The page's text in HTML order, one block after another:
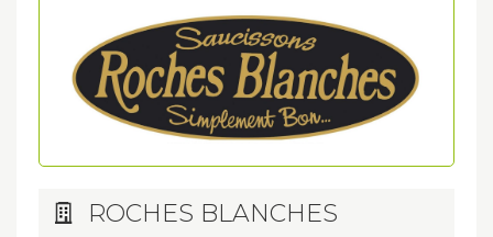
ROCHES BLANCHES